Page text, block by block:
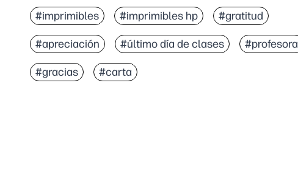
#imprimibles #imprimibles hp #gratitud
#apreciación #último día de clases #profesora
#gracias #carta